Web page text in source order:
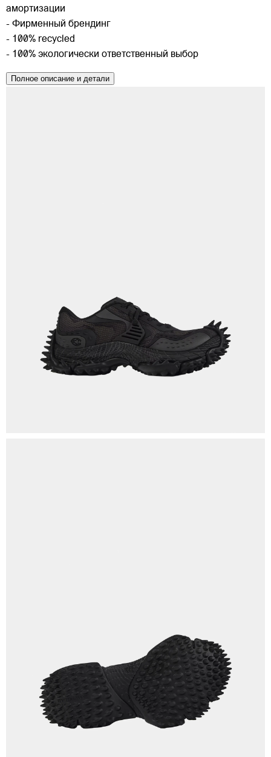
амортизации
- Фирменный брендинг
- 100% recycled
- 100% экологически ответственный выбор
Полное описание и детали